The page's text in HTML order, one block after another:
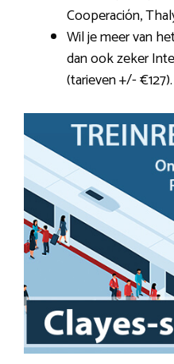
Cooperación,
Wil je meer van
dan ook zeker
(tarieven +/- €127).